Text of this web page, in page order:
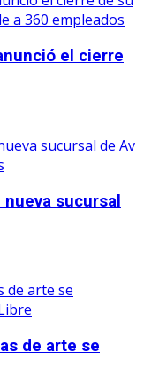
el cierre
sucursal
de arte se